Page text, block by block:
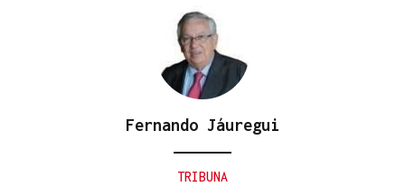
Fernando Jáuregui
TRIBUNA